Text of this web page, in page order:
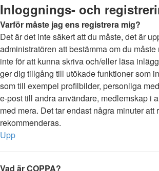
Inloggnings- och
Varför måste jag ens registrera mig?
Det är det inte säkert att du måste, det är
administratören att bestämma om du
inte för att kunna skriva och/eller läsa
ger dig tillgång till utökade funktioner som
som till exempel profilbilder, personliga
e-post till andra användare, medlemskap i
med mera. Det tar endast några minuter att
rekommenderas.
Upp
Vad är COPPA?